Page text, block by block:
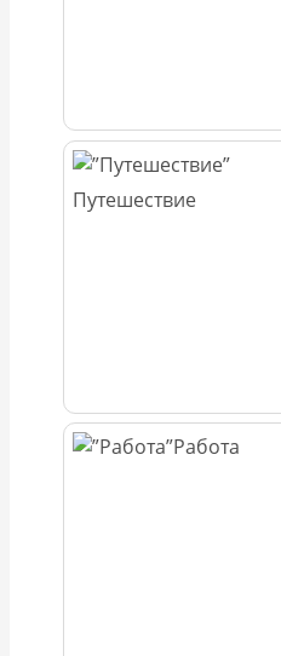
Путешествие
Работа